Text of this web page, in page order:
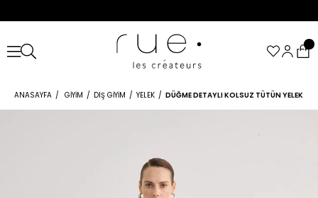
ANASAYFA GIYIM DIŞ GIYIM YELEK DÜĞME DETAYLI KOLSUZ TÜTÜN YELEK